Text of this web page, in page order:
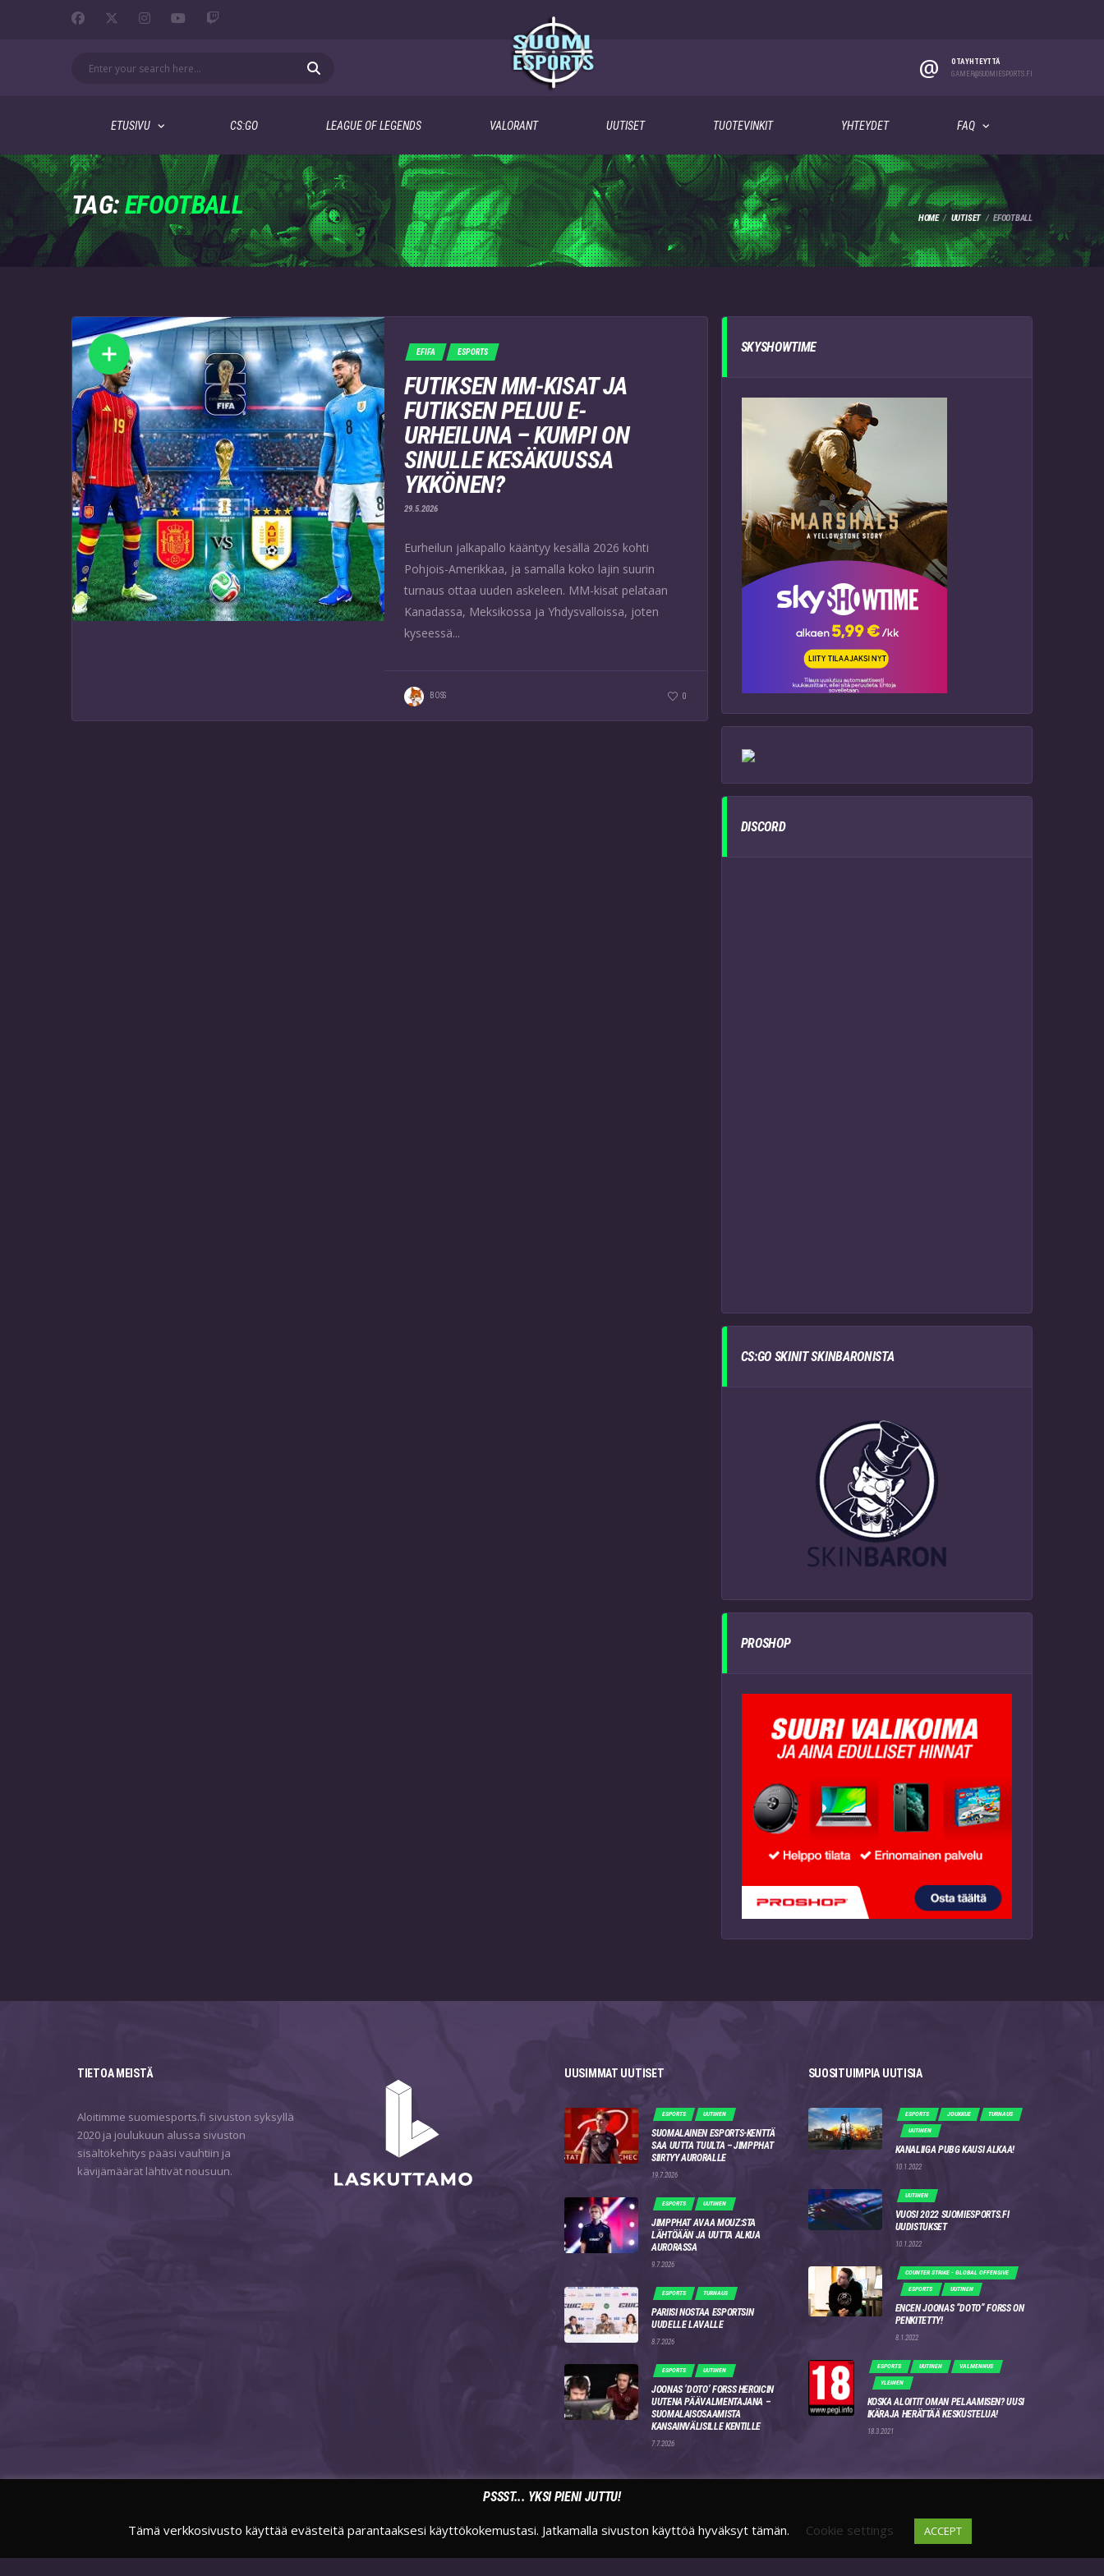
@
OTA YHTEYTTÄ
GAMER@SUOMIESPORTS.FI
ETUSIVU CS:GO LEAGUE OF LEGENDS VALORANT UUTISET TUOTEVINKIT YHTEYDET FAQ
TAG:EFOOTBALL HOME UUTISET EFOOTBALL
EFIFA ESPORTS
FUTIKSEN MM-KISAT JA
FUTIKSEN PELUU E-
URHEILUNA – KUMPI ON
SINULLE KESÄKUUSSA
YKKÖNEN?
29.5.2026
Eurheilun jalkapallo kääntyy kesällä 2026 kohti
Pohjois-Amerikkaa, ja samalla koko lajin suurin
turnaus ottaa uuden askeleen. MM-kisat pelataan
Kanadassa, Meksikossa ja Yhdysvalloissa, joten
kyseessä...
BOSS 0
SKYSHOWTIME
DISCORD
CS:GO SKINIT SKINBARONISTA
PROSHOP
TIETOA MEISTÄ
Aloitimme suomiesports.fi sivuston syksyllä
2020 ja joulukuun alussa sivuston
sisältökehitys pääsi vauhtiin ja
kävijämäärät lähtivät nousuun.
UUSIMMAT UUTISET
ESPORTS UUTINEN
SUOMALAINEN ESPORTS-KENTTÄ
SAA UUTTA TUULTA – JIMPPHAT
SIIRTYY AURORALLE
19.7.2026
ESPORTS UUTINEN
JIMPPHAT AVAA MOUZ:STA
LÄHTÖÄÄN JA UUTTA ALKUA
AURORASSA
9.7.2026
ESPORTS TURNAUS
PARIISI NOSTAA ESPORTSIN
UUDELLE LAVALLE
8.7.2026
ESPORTS UUTINEN
JOONAS ‘DOTO’ FORSS HEROICIN
UUTENA PÄÄVALMENTAJANA –
SUOMALAISOSAAMISTA
KANSAINVÄLISILLE KENTILLE
7.7.2026
SUOSITUIMPIA UUTISIA
ESPORTS JOUKKUE TURNAUS
UUTINEN
KANALIIGA PUBG KAUSI ALKAA!
10.1.2022
UUTINEN
VUOSI 2022 SUOMIESPORTS.FI
UUDISTUKSET
10.1.2022
COUNTER STRIKE - GLOBAL OFFENSIVE
ESPORTS UUTINEN
ENCEN JOONAS “DOTO” FORSS ON
PENKITETTY!
8.1.2022
ESPORTS UUTINEN VALMENNUS
YLEINEN
KOSKA ALOITIT OMAN PELAAMISEN? UUSI
IKÄRAJA HERÄTTÄÄ KESKUSTELUA!
18.3.2021
FACEBOOK TWITTER INSTAGRAM TWITCH DISCORD
PSSST... YKSI PIENI JUTTU!
Tämä verkkosivusto käyttää evästeitä parantaaksesi käyttökokemustasi. Jatkamalla sivuston käyttöä hyväksyt tämän. Cookie settings ACCEPT